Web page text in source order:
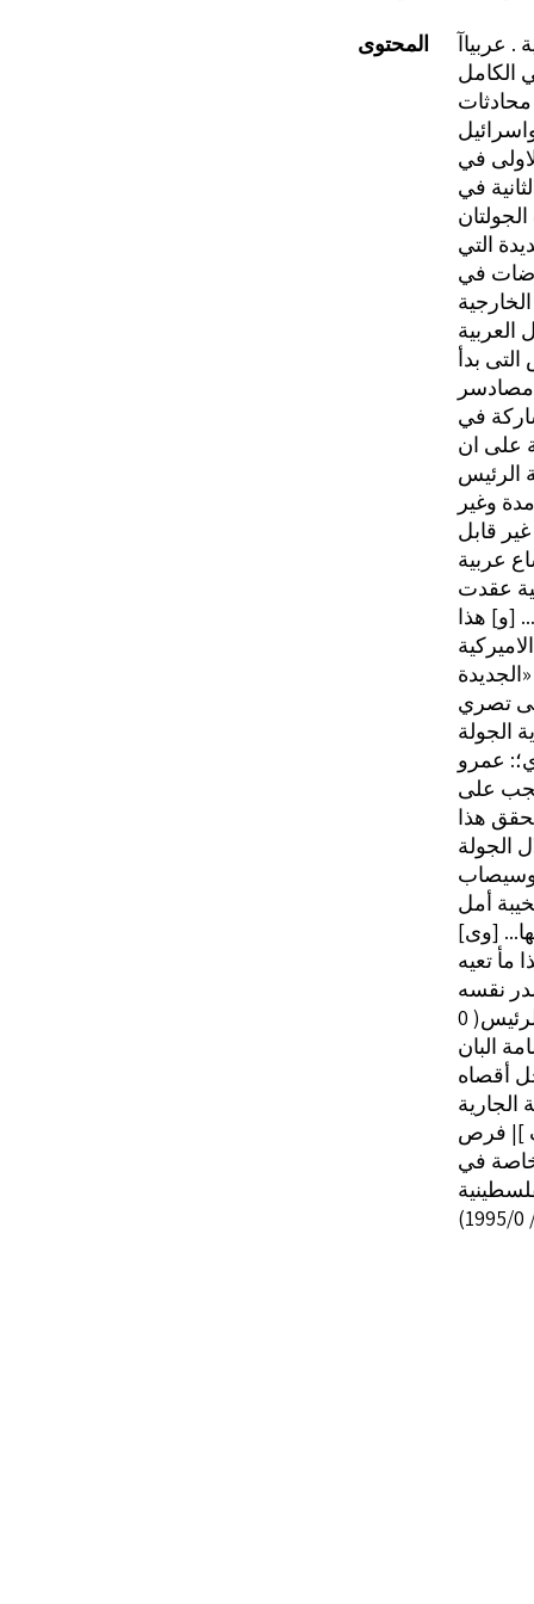
المحتوى
. عربياآ
الكامل
التي
في
العربية
بدأ
مصادسر
في
على ان
الرئيس
وغير
قابل
عربية
عقدت
[و] هذا
تصري
الجولة
عمرو
على
هذا
الجولة
وسيصاب
أمل
[وى]
البان
أقصاه
الجارية
[ف ]| فرص
في